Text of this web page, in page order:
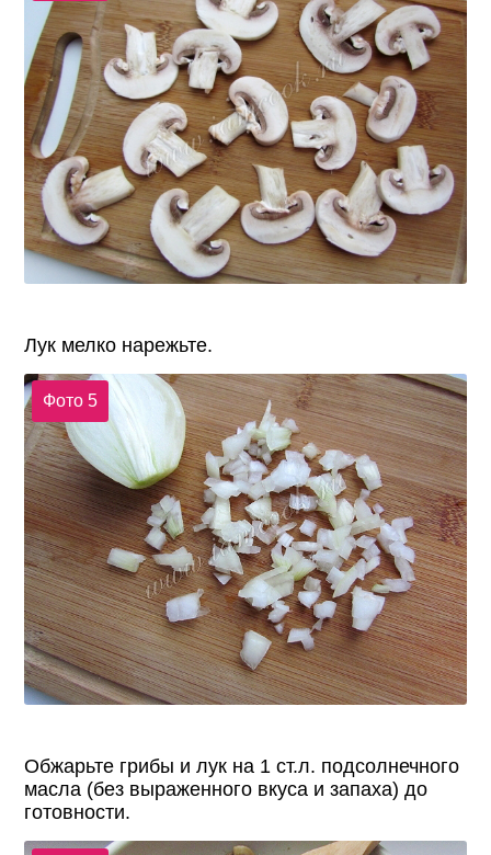
Лук мелко нарежьте.
Фото 5
Обжарьте грибы и лук на 1 ст.л. подсолнечного
масла (без выраженного вкуса и запаха) до
готовности.